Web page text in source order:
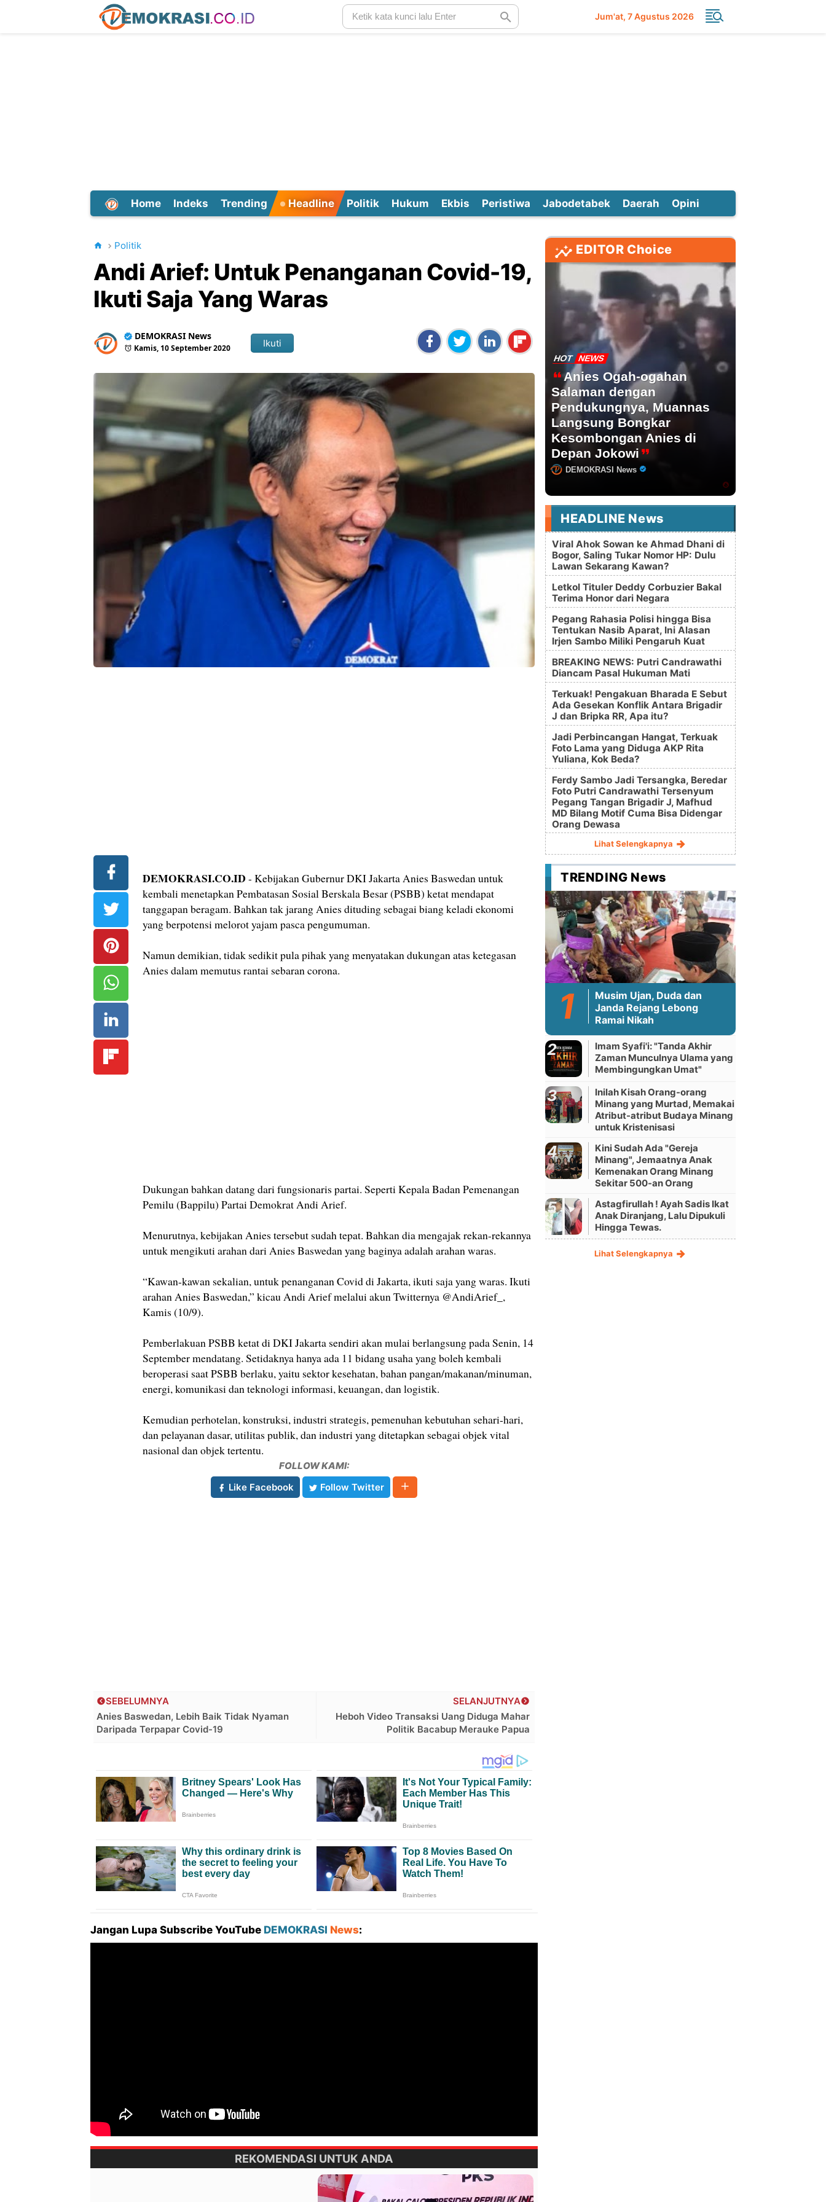
Jum'at 7 Agustus 2026
Home Indeks Trending Headline Politik Hukum Ekbis Peristiwa Jabodetabek Daerah Opini
Politik
Andi Arief: Untuk Penanganan Covid-19,
Ikuti Saja Yang Waras
DEMOKRASI News
Kamis, 10 September 2020 Ikuti
DEMOKRASI.CO.ID - Kebijakan Gubernur DKI Jakarta Anies Baswedan untuk
kembali menetapkan Pembatasan Sosial Berskala Besar (PSBB) ketat mendapat
tanggapan beragam. Bahkan tak jarang Anies dituding sebagai biang keladi ekonomi
yang berpotensi melorot yajam pasca pengumuman.
Namun demikian, tidak sedikit pula pihak yang menyatakan dukungan atas ketegasan
Anies dalam memutus rantai sebaran corona.
Dukungan bahkan datang dari fungsionaris partai. Seperti Kepala Badan Pemenangan
Pemilu (Bappilu) Partai Demokrat Andi Arief.
Menurutnya, kebijakan Anies tersebut sudah tepat. Bahkan dia mengajak rekan-rekannya
untuk mengikuti arahan dari Anies Baswedan yang baginya adalah arahan waras.
“Kawan-kawan sekalian, untuk penanganan Covid di Jakarta, ikuti saja yang waras. Ikuti
arahan Anies Baswedan,” kicau Andi Arief melalui akun Twitternya @AndiArief_,
Kamis (10/9).
Pemberlakuan PSBB ketat di DKI Jakarta sendiri akan mulai berlangsung pada Senin, 14
September mendatang. Setidaknya hanya ada 11 bidang usaha yang boleh kembali
beroperasi saat PSBB berlaku, yaitu sektor kesehatan, bahan pangan/makanan/minuman,
energi, komunikasi dan teknologi informasi, keuangan, dan logistik.
Kemudian perhotelan, konstruksi, industri strategis, pemenuhan kebutuhan sehari-hari,
dan pelayanan dasar, utilitas publik, dan industri yang ditetapkan sebagai objek vital
nasional dan objek tertentu.
FOLLOW KAMI:
Like Facebook
Follow Twitter
SELANJUTNYA
Heboh Video Transaksi Uang Diduga Mahar
Politik Bacabup Merauke Papua
SEBELUMNYA
Anies Baswedan, Lebih Baik Tidak Nyaman
Daripada Terpapar Covid-19
Jangan Lupa Subscribe YouTube DEMOKRASI News:
REKOMENDASI UNTUK ANDA
EDITOR Choice
HOT NEWS
Anies Ogah-ogahan
Salaman dengan
Pendukungnya, Muannas
Langsung Bongkar
Kesombongan Anies di
Depan Jokowi
DEMOKRASI News
HEADLINE News
Viral Ahok Sowan ke Ahmad Dhani di
Bogor, Saling Tukar Nomor HP: Dulu
Lawan Sekarang Kawan?
Letkol Tituler Deddy Corbuzier Bakal
Terima Honor dari Negara
Pegang Rahasia Polisi hingga Bisa
Tentukan Nasib Aparat, Ini Alasan
Irjen Sambo Miliki Pengaruh Kuat
BREAKING NEWS: Putri Candrawathi
Diancam Pasal Hukuman Mati
Terkuak! Pengakuan Bharada E Sebut
Ada Gesekan Konflik Antara Brigadir
J dan Bripka RR, Apa itu?
Jadi Perbincangan Hangat, Terkuak
Foto Lama yang Diduga AKP Rita
Yuliana, Kok Beda?
Ferdy Sambo Jadi Tersangka, Beredar
Foto Putri Candrawathi Tersenyum
Pegang Tangan Brigadir J, Mafhud
MD Bilang Motif Cuma Bisa Didengar
Orang Dewasa
Lihat Selengkapnya
TRENDING News
Musim Ujan, Duda dan
Janda Rejang Lebong
Ramai Nikah
Imam Syafi'i: "Tanda Akhir
Zaman Munculnya Ulama yang
Membingungkan Umat"
Inilah Kisah Orang-orang
Minang yang Murtad, Memakai
Atribut-atribut Budaya Minang
untuk Kristenisasi
Kini Sudah Ada "Gereja
Minang", Jemaatnya Anak
Kemenakan Orang Minang
Sekitar 500-an Orang
Astagfirullah ! Ayah Sadis Ikat
Anak Diranjang, Lalu Dipukuli
Hingga Tewas.
Lihat Selengkapnya